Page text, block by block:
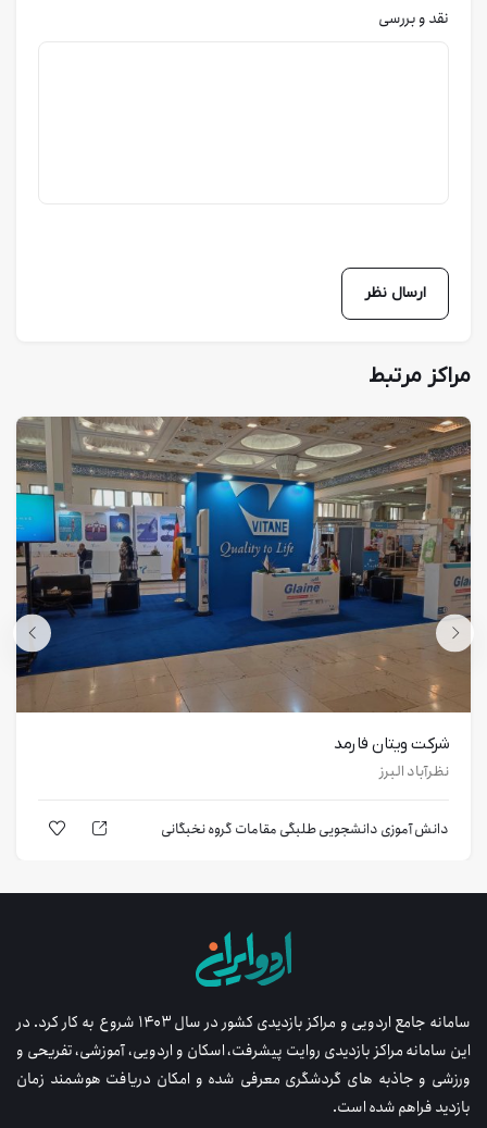
نقد و بررسی
مراکز مرتبط
شرکت ویتان فارمد
نظرآباد البرز
دانش آموزیدانشجوییطلبگیمقاماتگروه نخبگانی
سامانه جامع اردویی و مراکز بازدیدی کشور در سال ۱۴۰۳ شروع به کار کرد. در
این سامانه مراکز بازدیدی روایت پیشرفت، اسکان و اردویی، آموزشی، تفریحی و
ورزشی و جاذبه های گردشگری معرفی شده و امکان دریافت هوشمند زمان
بازدید فراهم شده است.